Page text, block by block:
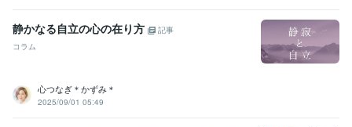
静かなる自立の心の在り方
記事
コラム
心つなぎ＊かずみ＊
2025/09/01 05:49